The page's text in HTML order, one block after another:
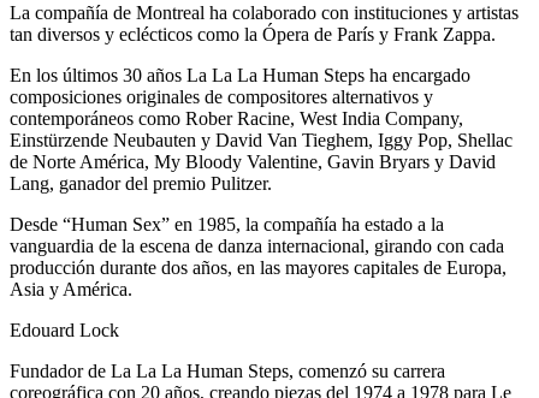
La compañía de Montreal ha colaborado con instituciones y artistas
tan diversos y eclécticos como la Ópera de París y Frank Zappa.
En los últimos 30 años La La La Human Steps ha encargado
composiciones originales de compositores alternativos y
contemporáneos como Rober Racine, West India Company,
Einstürzende Neubauten y David Van Tieghem, Iggy Pop, Shellac
de Norte América, My Bloody Valentine, Gavin Bryars y David
Lang, ganador del premio Pulitzer.
Desde “Human Sex” en 1985, la compañía ha estado a la
vanguardia de la escena de danza internacional, girando con cada
producción durante dos años, en las mayores capitales de Europa,
Asia y América.
Edouard Lock
Fundador de La La La Human Steps, comenzó su carrera
coreográfica con 20 años, creando piezas del 1974 a 1978 para Le